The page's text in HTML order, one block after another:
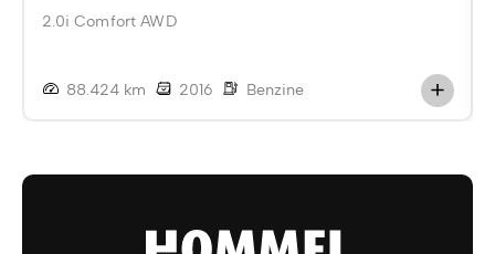
2.0i Comfort AWD
88.424 km 2016 Benzine